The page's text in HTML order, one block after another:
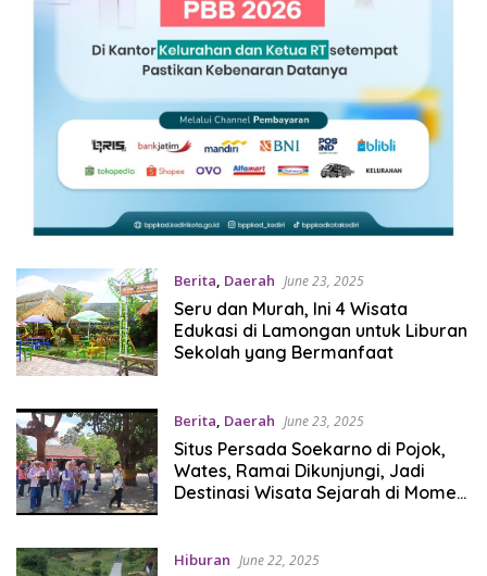
Berita, Daerah June 23, 2025
Seru dan Murah, Ini 4 Wisata
Edukasi di Lamongan untuk Liburan
Sekolah yang Bermanfaat
Berita, Daerah June 23, 2025
Situs Persada Soekarno di Pojok,
Wates, Ramai Dikunjungi, Jadi
Destinasi Wisata Sejarah di Momen
Hiburan June 22, 2025